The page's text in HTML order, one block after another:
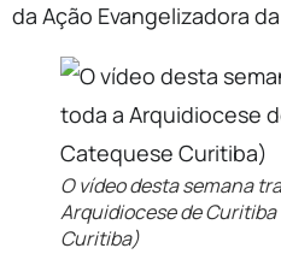
da Ação Evangelizadora
O vídeo desta semana
Arquidiocese de
Curitiba)